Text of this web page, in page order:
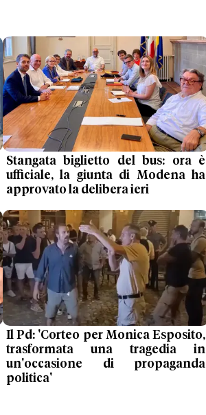
Stangata biglietto del bus: ora è
ufficiale, la giunta di Modena ha
approvato la delibera ieri
Il Pd: 'Corteo per Monica Esposito,
trasformata una tragedia in
un'occasione di propaganda
politica'